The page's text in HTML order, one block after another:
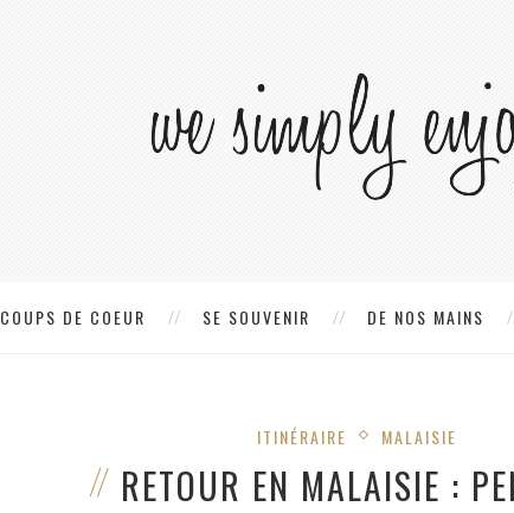
COUPS DE COEUR SE SOUVENIR DE NOS MAINS
ITINÉRAIRE MALAISIE
RETOUR EN MALAISIE :